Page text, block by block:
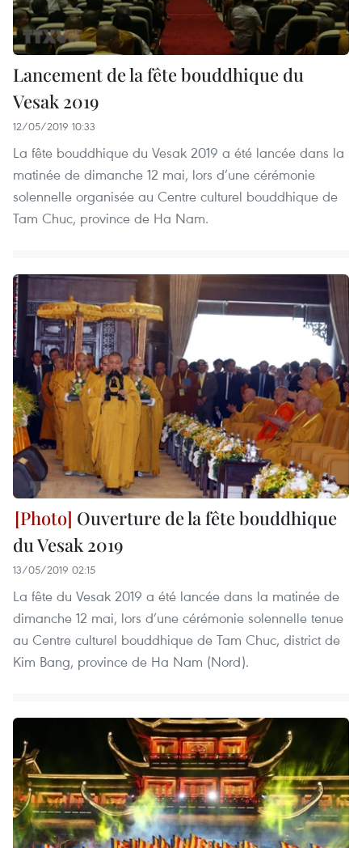
Lancement de la fête bouddhique du
Vesak 2019
12/05/2019 10:33
La fête bouddhique du Vesak 2019 a été lancée dans la
matinée de dimanche 12 mai, lors d’une cérémonie
solennelle organisée au Centre culturel bouddhique de
Tam Chuc, province de Ha Nam.
Ouverture de la fête bouddhique
du Vesak 2019
13/05/2019 02:15
La fête du Vesak 2019 a été lancée dans la matinée de
dimanche 12 mai, lors d’une cérémonie solennelle tenue
au Centre culturel bouddhique de Tam Chuc, district de
Kim Bang, province de Ha Nam (Nord).